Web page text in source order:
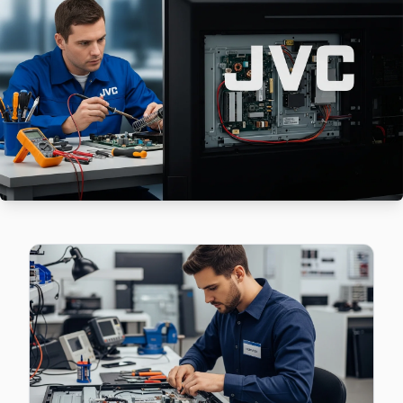
Cami sakinleri için JVC TV tamir hizmetimiz: teşhis
Cami JVC Anakart Tamiri →
Evliya Çelebi JVC Servis
Evliya Çelebi'de JVC TV ekranında çizgi, donma ya da
Evliya Çelebi JVC Açılmıyor Arıza →
Fatih JVC Servis
Fatih'deki JVC TV kullanıcılarına ikinci el cihaz alırken de
İçmeler JVC Servis
Tuzla'nın İçmeler bölgesindeki JVC müşterilerimiz tamir
Tuzla JVC Servis →
İstasyon JVC Servis
İstasyon sakinleri için JVC TV tamir hizmetimiz: teşhis